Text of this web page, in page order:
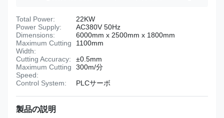
Total Power:
22KW
Power Supply:
AC380V 50Hz
Dimensions:
6000mm x 2500mm x 1800mm
Maximum Cutting
Width:
1100mm
Cutting Accuracy:
±0.5mm
Maximum Cutting
Speed:
300m/分
Control System:
PLCサーボ
製品の説明